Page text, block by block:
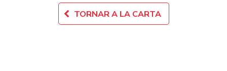
TORNAR A LA CARTA